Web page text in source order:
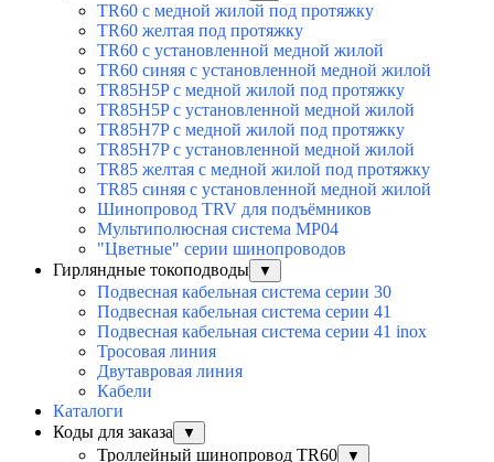
TR60 с медной жилой под протяжку
TR60 желтая под протяжку
TR60 с установленной медной жилой
TR60 синяя с установленной медной жилой
TR85H5P с медной жилой под протяжку
TR85H5P с установленной медной жилой
TR85H7P с медной жилой под протяжку
TR85H7P с установленной медной жилой
TR85 желтая с медной жилой под протяжку
TR85 синяя с установленной медной жилой
Шинопровод TRV для подъёмников
Мультиполюсная система MP04
"Цветные" серии шинопроводов
Гирляндные токоподводы
▼
Подвесная кабельная система серии 30
Подвесная кабельная система серии 41
Подвесная кабельная система серии 41 inox
Тросовая линия
Двутавровая линия
Кабели
Каталоги
Коды для заказа
▼
Троллейный шинопровод TR60 ▼